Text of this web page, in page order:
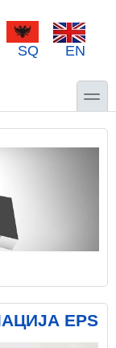
SQ EN
toggle
EPS